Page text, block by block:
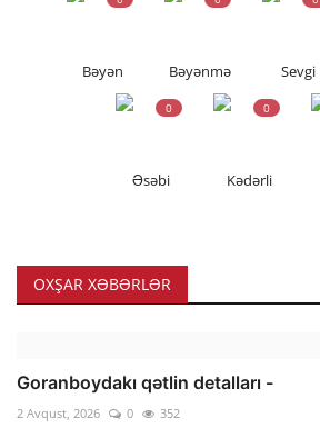
Bəyən Bəyənmə Sevgi
Əsəbi
0
Kədərli
0
OXŞAR XƏBƏRLƏR
Goranboydakı qətlin detalları -
2 Avqust, 2026 0 352